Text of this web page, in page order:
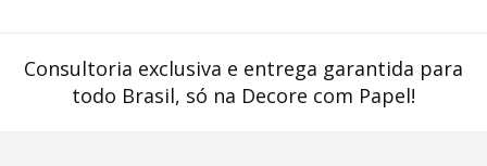
Consultoria exclusiva e entrega garantida para
todo Brasil, só na Decore com Papel!